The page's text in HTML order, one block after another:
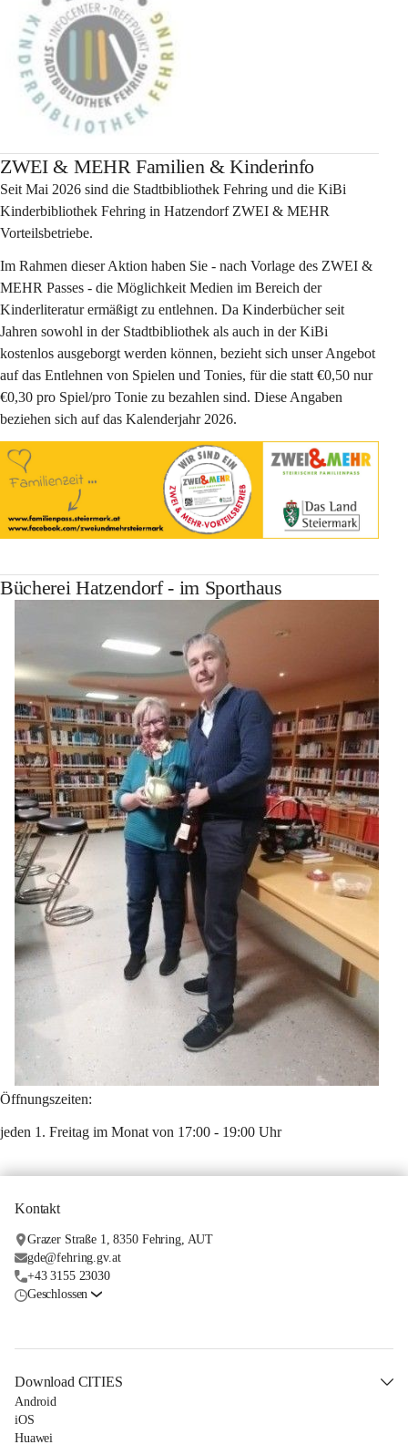
ZWEI & MEHR Familien & Kinderinfo
Seit Mai 2026 sind die Stadtbibliothek Fehring und die KiBi
Kinderbibliothek Fehring in Hatzendorf ZWEI & MEHR
Vorteilsbetriebe.
Im Rahmen dieser Aktion haben Sie - nach Vorlage des ZWEI &
MEHR Passes - die Möglichkeit Medien im Bereich der
Kinderliteratur ermäßigt zu entlehnen. Da Kinderbücher seit
Jahren sowohl in der Stadtbibliothek als auch in der KiBi
kostenlos ausgeborgt werden können, bezieht sich unser Angebot
auf das Entlehnen von Spielen und Tonies, für die statt €0,50 nur
€0,30 pro Spiel/pro Tonie zu bezahlen sind. Diese Angaben
beziehen sich auf das Kalenderjahr 2026.
Bücherei Hatzendorf - im Sporthaus
Öffnungszeiten:
jeden 1. Freitag im Monat von 17:00 - 19:00 Uhr
Kontakt
Grazer Straße 1, 8350 Fehring, AUT
gde@fehring.gv.at
+43 3155 23030
Geschlossen
Download CITIES
Android
iOS
Huawei